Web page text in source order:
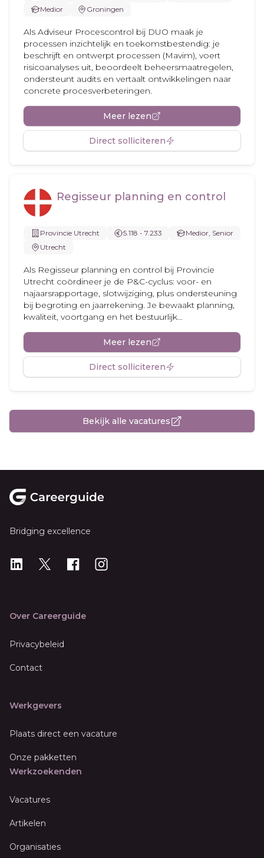
Medior
Groningen
Als Adviseur Procescontrol bij DUO maak je
processen inzichtelijk en toekomstbestendig: je
beschrijft en ontwerpt processen (Mavim), voert
risicoanalyses uit, beoordeelt beheersmaatregelen,
ondersteunt audits en vertaalt ontwikkelingen naar
concrete procesverbeteringen.
Meer lezen
Direct solliciteren
Regisseur planning en control
Provincie Utrecht 5.118 - 7.233
Medior, Senior
Utrecht
Als Regisseur planning en control bij Provincie
Utrecht coördineer je de P&C-cyclus: voor- en
najaarsrapportage, slotwijziging, plus ondersteuning
bij begroting en jaarrekening. Je bewaakt planning,
kwaliteit, voortgang en het bestuurlijk...
Meer lezen
Direct solliciteren
Bekijk alle vacatures
Bridging excellence
LinkedIn
X Instagram
Over Careerguide
Privacybeleid
Contact
Werkgevers
Plaats direct een vacature
Onze pakketten
Werkzoekenden
Vacatures
Artikelen
Organisaties